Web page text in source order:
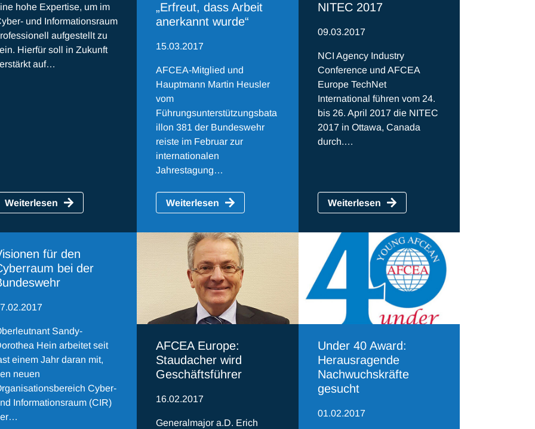
hohe Expertise, um im
und Informationsraum
aufgestellt zu
Hierfür soll in Zukunft
auf…
Weiterlesen
„Erfreut, dass Arbeit
anerkannt wurde“
15.03.2017
AFCEA-Mitglied und
Hauptmann Martin Heusler
vom
Führungsunterstützungsbata
illon 381 der Bundeswehr
reiste im Februar zur
internationalen
Jahrestagung…
Weiterlesen
NITEC 2017
09.03.2017
NCI Agency Industry
Conference und AFCEA
Europe TechNet
International führen vom 24.
bis 26. April 2017 die NITEC
2017 in Ottawa, Canada
durch.…
Weiterlesen
für den
bei der
Sandy-
Hein arbeitet seit
einem Jahr daran mit,
neuen
Cyber-
Informationsraum (CIR)
AFCEA Europe:
Staudacher wird
Geschäftsführer
16.02.2017
Generalmajor a.D. Erich
Under 40 Award:
Herausragende
Nachwuchskräfte
gesucht
01.02.2017